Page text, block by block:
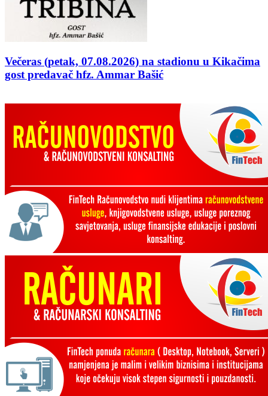
Večeras (petak, 07.08.2026) na stadionu u Kikačima
gost predavač hfz. Ammar Bašić